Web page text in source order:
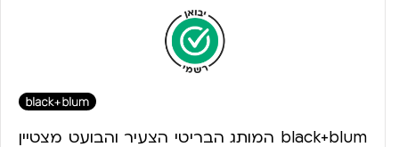
black+blum המותג הבריטי הצעיר והבועט מצטיין